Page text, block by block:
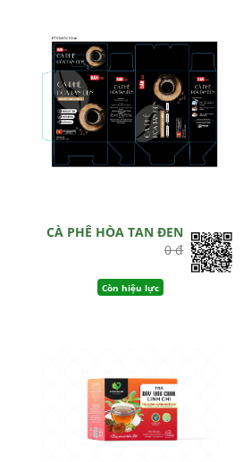
CÀ PHÊ HÒA TAN ĐEN
0 đ
Còn hiệu lực